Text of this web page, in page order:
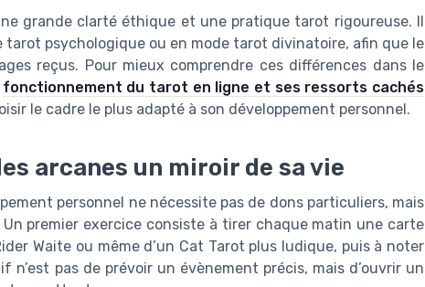
grande clarté éthique et une pratique tarot rigoureuse. Il
psychologique ou en mode tarot divinatoire, afin que le
reçus. Pour mieux comprendre ces différences dans le
fonctionnement du tarot en ligne et ses ressorts cachés
le cadre le plus adapté à son développement personnel.
arcanes un miroir de sa vie
personnel ne nécessite pas de dons particuliers, mais
premier exercice consiste à tirer chaque matin une carte
Waite ou même d’un Cat Tarot plus ludique, puis à noter
n’est pas de prévoir un évènement précis, mais d’ouvrir un